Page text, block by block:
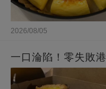
2026/08/05
一口淪陷！零失敗